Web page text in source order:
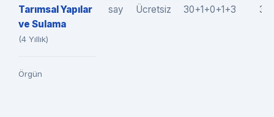
Tarımsal Yapılar
ve Sulama
(4 Yıllık)
Örgün
say Ücretsiz 30+1+0+1+3